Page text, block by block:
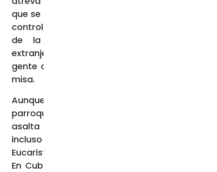
que se convierte en pretexto para un mayor
control estatal. A los miembros destacados
de la Iglesia se les llama “agentes
extranjeros” y se les demoniza para que la
gente de a pie tenga miedo incluso de ir a
misa.
Aunque la mayoría de las iglesias
parroquiales no están cerradas, la policía
asalta arbitrariamente los templos e
incluso interrumpe la celebración de la
Eucaristía.
En Cuba, en los diez primeros años tras la